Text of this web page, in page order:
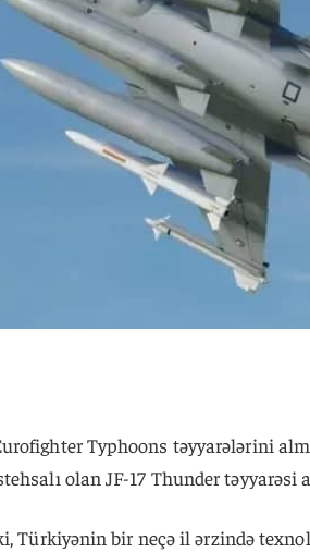
Typhoons təyyarələrini
olan JF-17 Thunder təyyarəsi
Türkiyənin bir neçə il ərzində